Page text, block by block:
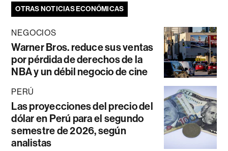
OTRAS NOTICIAS ECONÓMICAS
NEGOCIOS
Warner Bros. reduce sus ventas
por pérdida de derechos de la
NBA y un débil negocio de cine
PERÚ
Las proyecciones del precio del
dólar en Perú para el segundo
semestre de 2026, según
analistas